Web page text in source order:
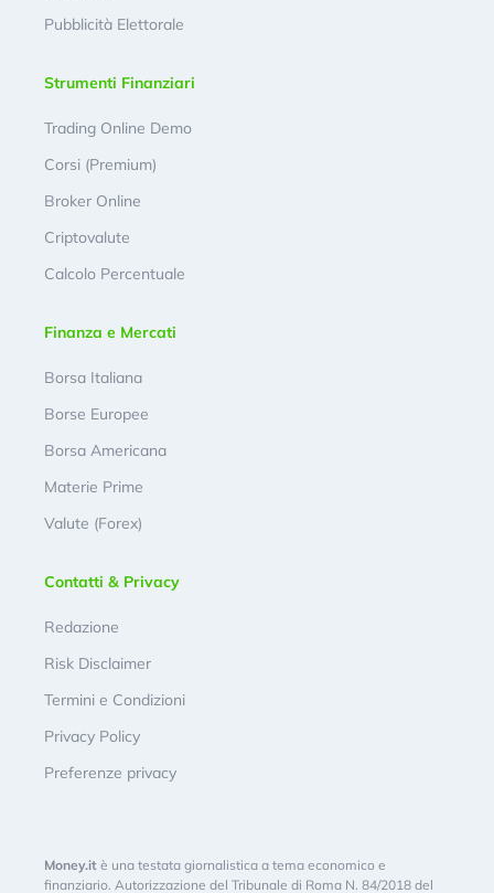
Pubblicità Elettorale
Strumenti Finanziari
Trading Online Demo
Corsi (Premium)
Broker Online
Criptovalute
Calcolo Percentuale
Finanza e Mercati
Borsa Italiana
Borse Europee
Borsa Americana
Materie Prime
Valute (Forex)
Contatti & Privacy
Redazione
Risk Disclaimer
Termini e Condizioni
Privacy Policy
Preferenze privacy
Money.it è una testata giornalistica a tema economico e
finanziario. Autorizzazione del Tribunale di Roma N. 84/2018 del